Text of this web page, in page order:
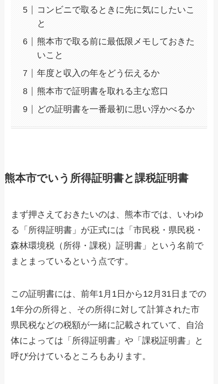
コンビニで取るときに先に気にしたいこ
と
熊本市で取る前に最低限メモしておきた
いこと
年度と収入の年をどう伝えるか
熊本市で証明書を取れる主な窓口
どの証明書を一番最初に思い浮かべるか
熊本市でいう所得証明書と課税証明書
まず押さえておきたいのは、熊本市では、いわゆ
る「所得証明書」が正式には「市民税・県民税・
森林環境税（所得・課税）証明書」という名前で
まとまっているという点です。
この証明書には、前年1月1日から12月31日までの
1年分の所得と、その所得に対して計算された市
県民税などの税額が一緒に記載されていて、自治
体によっては「所得証明書」や「課税証明書」と
呼び分けているところもあります。